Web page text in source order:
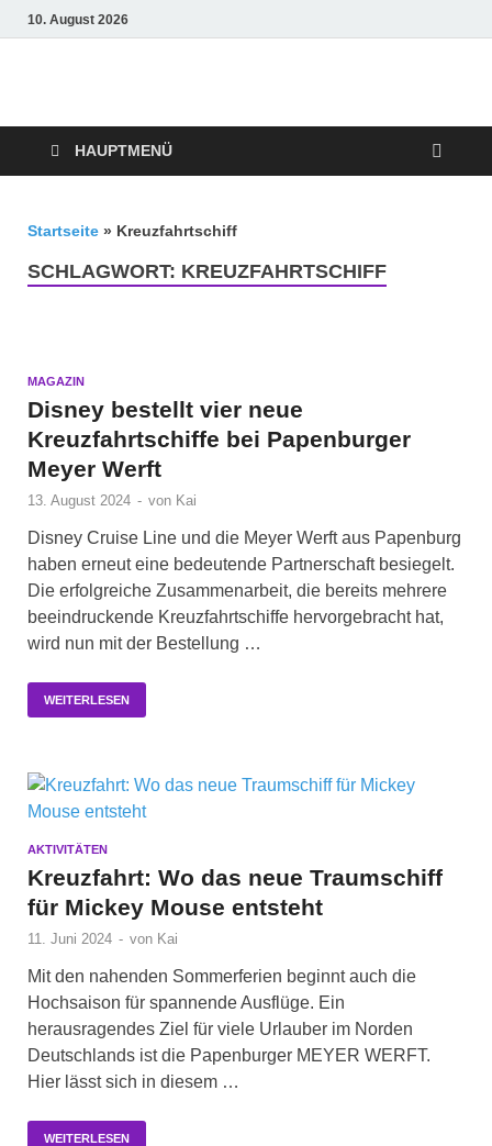
10. August 2026
Crazy4holiday
HAUPTMENÜ
Startseite » Kreuzfahrtschiff
SCHLAGWORT: KREUZFAHRTSCHIFF
MAGAZIN
Disney bestellt vier neue
Kreuzfahrtschiffe bei Papenburger
Meyer Werft
13. August 2024 - von Kai
Disney Cruise Line und die Meyer Werft aus Papenburg
haben erneut eine bedeutende Partnerschaft besiegelt.
Die erfolgreiche Zusammenarbeit, die bereits mehrere
beeindruckende Kreuzfahrtschiffe hervorgebracht hat,
wird nun mit der Bestellung …
WEITERLESEN
AKTIVITÄTEN
Kreuzfahrt: Wo das neue Traumschiff
für Mickey Mouse entsteht
11. Juni 2024 - von Kai
Mit den nahenden Sommerferien beginnt auch die
Hochsaison für spannende Ausflüge. Ein
herausragendes Ziel für viele Urlauber im Norden
Deutschlands ist die Papenburger MEYER WERFT.
Hier lässt sich in diesem …
WEITERLESEN